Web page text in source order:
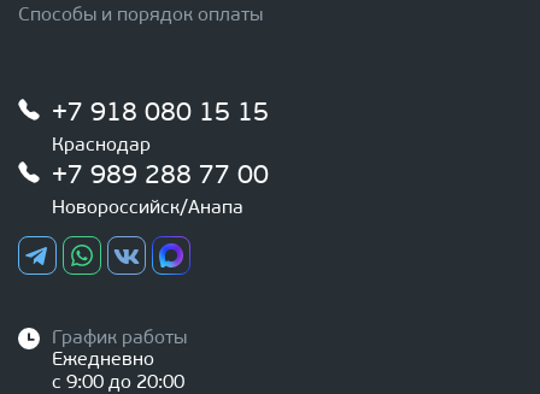
Способы и порядок оплаты
+7 918 080 15 15
Краснодар
+7 989 288 77 00
Новороссийск/Анапа
График работы
Ежедневно
с 9:00 до 20:00